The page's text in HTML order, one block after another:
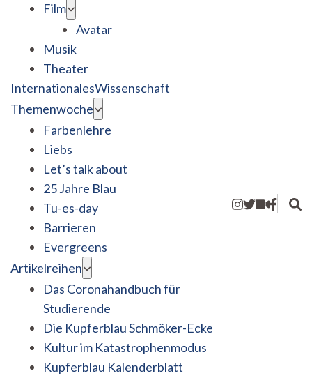
Film
Avatar
Musik
Theater
InternationalesWissenschaft
Themenwoche
Farbenlehre
Liebs
Let’s talk about
25 Jahre Blau
Tu-es-day
Barrieren
Evergreens
Artikelreihen
Das Coronahandbuch für
Studierende
Die Kupferblau Schmöker-Ecke
Kultur im Katastrophenmodus
Kupferblau Kalenderblatt